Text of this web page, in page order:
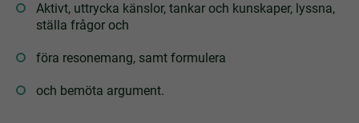
Aktivt, uttrycka känslor, tankar och kunskaper, lyssna,
ställa frågor och
föra resonemang, samt formulera
och bemöta argument.